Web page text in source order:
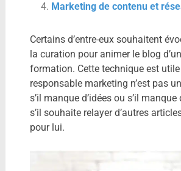
Marketing de contenu et
Certains d’entre-eux souhaitent
la curation pour animer le blog
formation. Cette technique est
responsable marketing n’est pas
s’il manque d’idées ou s’il
s’il souhaite relayer d’autres
pour lui.